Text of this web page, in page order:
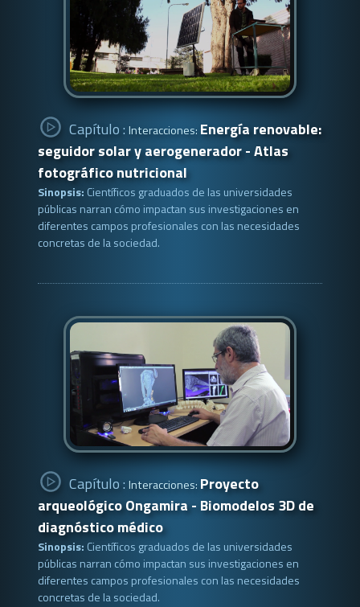
Capítulo : Interacciones: Energía renovable:
seguidor solar y aerogenerador - Atlas
fotográfico nutricional
Sinopsis: Científicos graduados de las universidades
públicas narran cómo impactan sus investigaciones en
diferentes campos profesionales con las necesidades
concretas de la sociedad.
Capítulo : Interacciones: Proyecto
arqueológico Ongamira - Biomodelos 3D de
diagnóstico médico
Sinopsis: Científicos graduados de las universidades
públicas narran cómo impactan sus investigaciones en
diferentes campos profesionales con las necesidades
concretas de la sociedad.